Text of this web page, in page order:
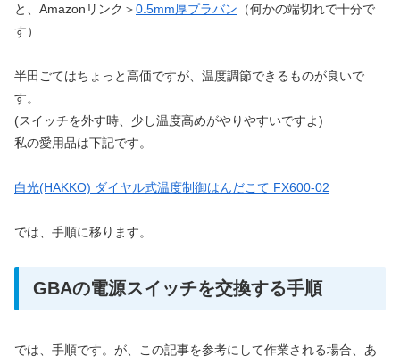
と、Amazonリンク＞0.5mm厚プラバン （何かの端切れで十分で
す）
半田ごてはちょっと高価ですが、温度調節できるものが良いで
す。
(スイッチを外す時、少し温度高めがやりやすいですよ)
私の愛用品は下記です。
白光(HAKKO) ダイヤル式温度制御はんだこて FX600-02
では、手順に移ります。
GBAの電源スイッチを交換する手順
では、手順です。が、この記事を参考にして作業される場合、あ